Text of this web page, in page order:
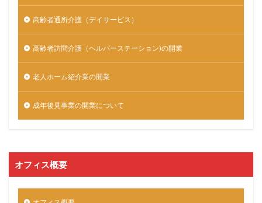
高齢者通所介護（デイサービス）
高齢者訪問介護（ヘルパーステーション)の開業
老人ホーム紹介業の開業
成年後見事業の開業について
オフィス概要